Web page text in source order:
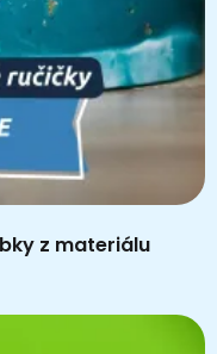
z materiálu